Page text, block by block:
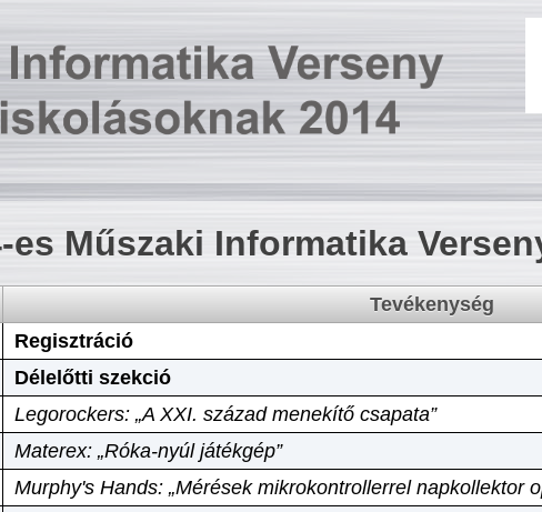
es Műszaki Informatika
Tevékenység
Regisztráció
Délelőtti szekció
Legorockers: „A XXI. század menekítő csapata”
Materex: „Róka-nyúl játékgép”
Murphy's Hands: „Mérések mikrokontrollerrel napkollektor